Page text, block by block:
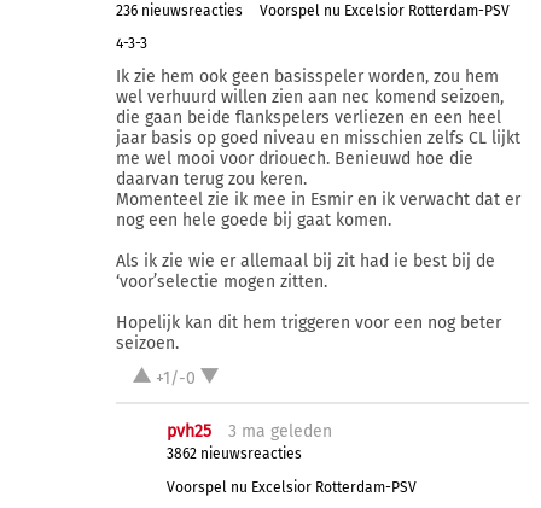
236 nieuwsreacties
Voorspel nu Excelsior Rotterdam-PSV
4-3-3
Ik zie hem ook geen basisspeler worden, zou hem
wel verhuurd willen zien aan nec komend seizoen,
die gaan beide flankspelers verliezen en een heel
jaar basis op goed niveau en misschien zelfs CL lijkt
me wel mooi voor driouech. Benieuwd hoe die
daarvan terug zou keren.
Momenteel zie ik mee in Esmir en ik verwacht dat er
nog een hele goede bij gaat komen.
Als ik zie wie er allemaal bij zit had ie best bij de
‘voor’selectie mogen zitten.
Hopelijk kan dit hem triggeren voor een nog beter
seizoen.
+1/-0
pvh25 3 ma geleden
3862 nieuwsreacties
Voorspel nu Excelsior Rotterdam-PSV